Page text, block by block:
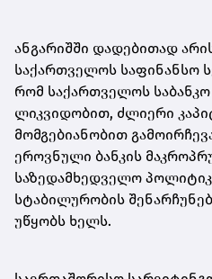
ანგარიშში დადებითად
საქართველოს საფინანსო
რომ საქართველოს
ლიკვიდობით, ძლიერი
მომგებიანობით
ეროვნული ბანკის
საზედამხედველო
სტაბილურობის
უწყობს ხელს.